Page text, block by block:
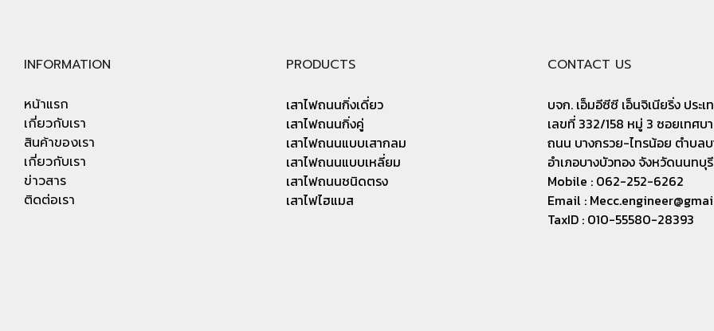
INFORMATION
หน้าแรก
เกี่ยวกับเรา
สินค้าของเรา
เกี่ยวกับเรา
ข่าวสาร
ติดต่อเรา
PRODUCTS
เสาไฟถนนกิ่งเดี่ยว
เสาไฟถนนกิ่งคู่
เสาไฟถนนแบบเสากลม
เสาไฟถนนแบบเหลี่ยม
เสาไฟถนนชนิดตรง
เสาไฟไฮแมส
CONTACT US
บจก. เอ็มอีซีซี เอ็นจิเนียริ่ง ประเ
เลขที่ 332/158 หมู่ 3 ซอยเทศบ
ถนน บางกรวย-ไทรน้อย ตำบล
อำเภอบางบัวทอง จังหวัดนนทบุรี
Mobile : 062-252-6262
Email :
TaxID : 010-55580-28393